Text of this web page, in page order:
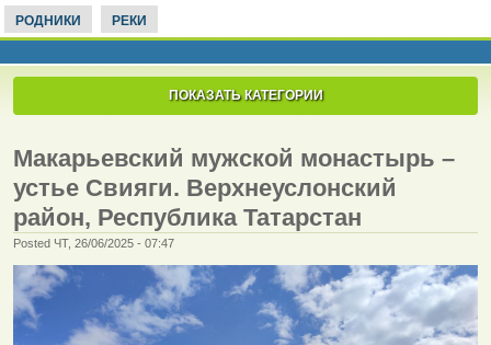
РОДНИКИ РЕКИ
ПОКАЗАТЬ КАТЕГОРИИ
Макарьевский мужской монастырь –
устье Свияги. Верхнеуслонский
район, Республика Татарстан
Posted ЧТ, 26/06/2025 - 07:47